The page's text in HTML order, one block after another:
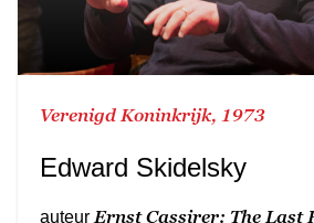
Verenigd Koninkrijk, 1973
Edward Skidelsky
auteur Ernst Cassirer: The Last